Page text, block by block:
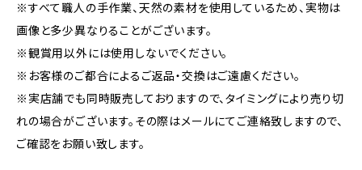
※すべて職人の手作業、天然の素材を使用しているため、実物は
画像と多少異なりることがございます。
※観賞用以外には使用しないでください。
※お客様のご都合によるご返品・交換はご遠慮ください。
※実店舗でも同時販売しておりますので、タイミングにより売り切
れの場合がございます。その際はメールにてご連絡致しますので、
ご確認をお願い致します。